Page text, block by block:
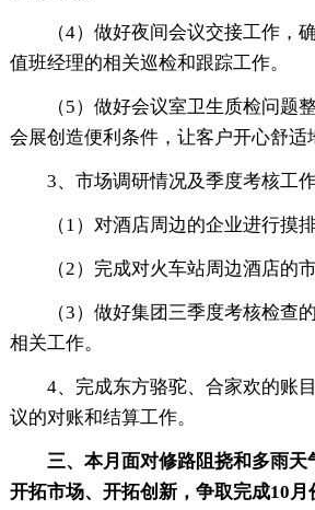
（4）做好夜间会议交接工作，
值班经理的相关巡检和跟踪工作。
（5）做好会议室卫生质检问题
会展创造便利条件，让客户开心舒适
3、市场调研情况及季度考核工
（1）对酒店周边的企业进行摸
（2）完成对火车站周边酒店的
（3）做好集团三季度考核检查
相关工作。
4、完成东方骆驼、合家欢的账
议的对账和结算工作。
三、本月面对修路阻挠和多雨天
开拓市场、开拓创新，争取完成10